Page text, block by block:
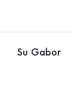
Su Gabor